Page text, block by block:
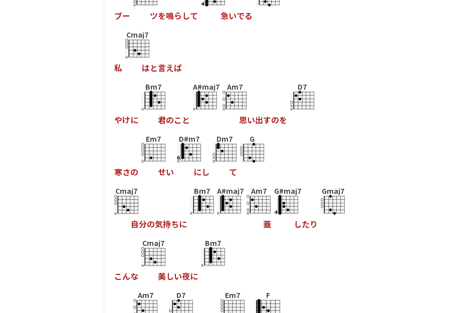
ブー ツを鳴ら して 急いでる
私
Cmaj7
はと言えば
やけに
Bm7
君のこ と
A#maj7 Am7
思い出すのを
D7
寒さの
Em7
せい
D#m7
にし
Dm7
て
G
Cmaj7
自分の気持ちに
Bm7 A#maj7 Am7
蓋
G#maj7
したり
Gmaj7
こんな
Cmaj7
美しい夜に
Bm7
Am7 D7 Em7 F